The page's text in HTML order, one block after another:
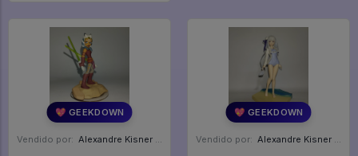
💖 GEEKDOWN
Vendido por: Alexandre Kisner - PR
💖 GEEKDOWN
Vendido por: Alexandre Kisner - PR